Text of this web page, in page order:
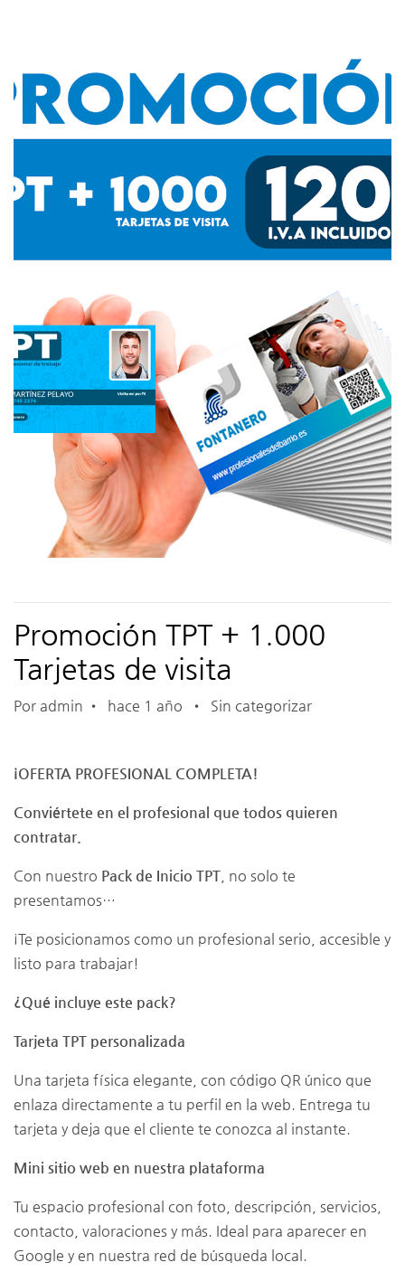
Promoción TPT + 1.000
Tarjetas de visita
Por admin • hace 1 año • Sin categorizar
¡OFERTA PROFESIONAL COMPLETA!
Conviértete en el profesional que todos quieren
contratar.
Con nuestro Pack de Inicio TPT , no solo te
presentamos…
¡Te posicionamos como un profesional serio, accesible y
listo para trabajar!
¿Qué incluye este pack?
Tarjeta TPT personalizada
Una tarjeta física elegante, con código QR único que
enlaza directamente a tu perfil en la web. Entrega tu
tarjeta y deja que el cliente te conozca al instante.
Mini sitio web en nuestra plataforma
Tu espacio profesional con foto, descripción, servicios,
contacto, valoraciones y más. Ideal para aparecer en
Google y en nuestra red de búsqueda local.